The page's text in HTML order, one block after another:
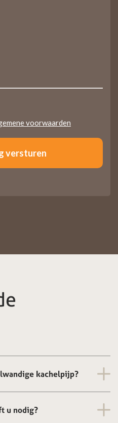
voorwaarden
kachelpijp?
u nodig?